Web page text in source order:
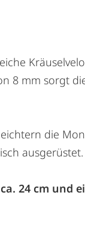
8 mm sorgt
die
ausgerüstet.
24 cm und